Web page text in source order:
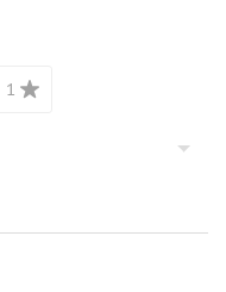
1